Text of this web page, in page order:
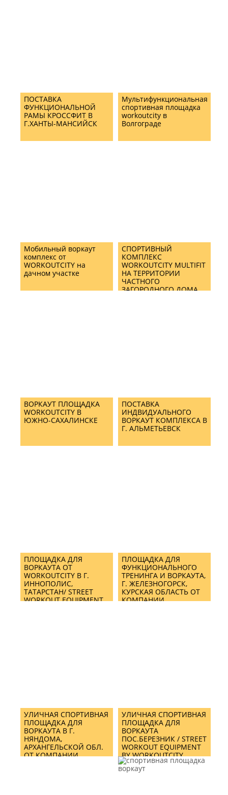
ПОСТАВКА
ФУНКЦИОНАЛЬНОЙ
РАМЫ КРОССФИТ В
Г.ХАНТЫ-МАНСИЙСК
Мультифункциональная
спортивная площадка
workoutcity в
Волгограде
Мобильный воркаут
комплекс от
WORKOUTCITY на
дачном участке
СПОРТИВНЫЙ
КОМПЛЕКС
WORKOUTCITY MULTIFIT
НА ТЕРРИТОРИИ
ЧАСТНОГО
ЗАГОРОДНОГО ДОМА
ВОРКАУТ ПЛОЩАДКА
WORKOUTCITY В
ЮЖНО-САХАЛИНСКЕ
ПОСТАВКА
ИНДВИДУАЛЬНОГО
ВОРКАУТ КОМПЛЕКСА В
Г. АЛЬМЕТЬЕВСК
ПЛОЩАДКА ДЛЯ
ВОРКАУТА ОТ
WORKOUTCITY В Г.
ИННОПОЛИС,
ТАТАРСТАН/ STREET
WORKOUT EQUIPMENT
ПЛОЩАДКА ДЛЯ
ФУНКЦИОНАЛЬНОГО
ТРЕНИНГА И ВОРКАУТА,
Г. ЖЕЛЕЗНОГОРСК,
КУРСКАЯ ОБЛАСТЬ ОТ
КОМПАНИИ
УЛИЧНАЯ СПОРТИВНАЯ
ПЛОЩАДКА ДЛЯ
ВОРКАУТА В Г.
НЯНДОМА,
АРХАНГЕЛЬСКОЙ ОБЛ.
ОТ КОМПАНИИ
УЛИЧНАЯ СПОРТИВНАЯ
ПЛОЩАДКА ДЛЯ
ВОРКАУТА
ПОС.БЕРЕЗНИК / STREET
WORKOUT EQUIPMENT
BY WORKOUTCITY